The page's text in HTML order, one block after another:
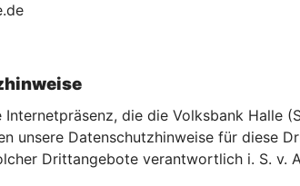
die die Volksbank Halle
unsere Datenschutzhinweise für diese
Drittangebote verantwortlich i. S. v.